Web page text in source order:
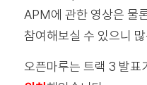
APM에 관한 영상은 물
참여해보실 수 있으니
오픈마루는 트랙 3 발표